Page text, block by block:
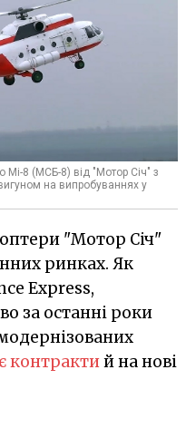
Мі-8 (МСБ-8) від "Мотор Січ" з
на випробуваннях у
"Мотор Січ"
ринках. Як
Express,
за останні роки
контрактий на нові